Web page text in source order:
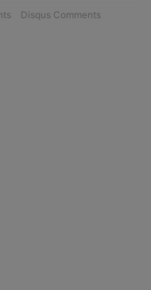
Disqus Comments